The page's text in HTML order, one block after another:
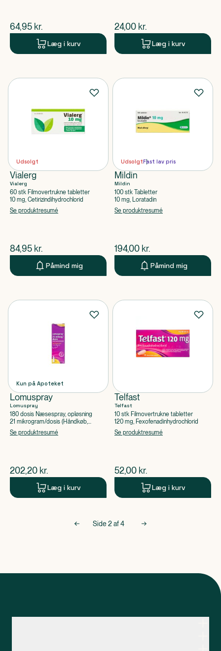
$nuværende pris
64,95 kr.
Læg i kurv
$nuværende pris
24,00 kr.
Læg i kurv
Udsolgt
Vialerg
Vialerg
60 stk Filmovertrukne tabletter
10 mg, Cetirizindihydrochlorid
Se produktresumé
$nuværende pris
84,95 kr.
Påmind mig
UdsolgtFast lav pris
Mildin
Mildin
100 stk Tabletter
10 mg, Loratadin
Se produktresumé
$nuværende pris
194,00 kr.
Påmind mig
Kun på Apoteket
Lomuspray
Lomuspray
180 dosis Næsespray, opløsning
21 mikrogram/dosis (Håndkøb,
apoteksforbeholdt),
Se produktresumé
$nuværende pris
202,20 kr.
Læg i kurv
Telfast
Telfast
10 stk Filmovertrukne tabletter
120 mg, Fexofenadinhydrochlorid
Se produktresumé
$nuværende pris
52,00 kr.
Læg i kurv
Side2af4